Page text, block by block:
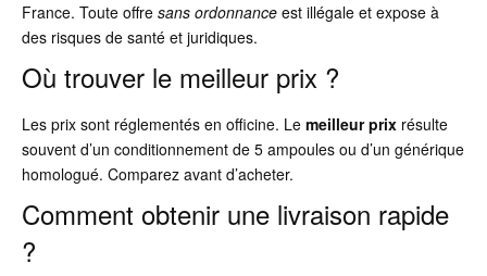
France. Toute offre sans ordonnance est illégale et expose à
des risques de santé et juridiques.
Où trouver le meilleur prix ?
Les prix sont réglementés en officine. Le meilleur prix résulte
souvent d’un conditionnement de 5 ampoules ou d’un générique
homologué. Comparez avant d’acheter.
Comment obtenir une livraison rapide
?